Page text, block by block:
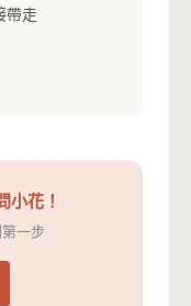
帶走
小花！
一步